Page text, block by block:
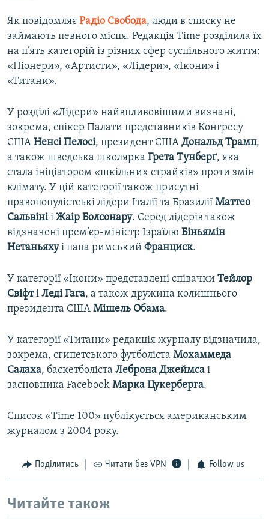
Як повідомляє Радіо Свобода, люди в списку не
займають певного місця. Редакція Time розділила їх
на п’ять категорій із різних сфер суспільного життя:
«Піонери», «Артисти», «Лідери», «Ікони» і
«Титани».
У розділі «Лідери» найвпливовішими визнані,
зокрема, спікер Палати представників Конгресу
США Ненсі Пелосі, президент США Дональд Трамп,
а також шведська школярка Грета Тунберґ, яка
стала ініціатором «шкільних страйків» проти змін
клімату. У цій категорії також присутні
правопопулістські лідери Італії та Бразилії Маттео
Сальвініі Жаір Болсонару. Серед лідерів також
відзначені прем’єр-міністр Ізраїлю Біньямін
Нетаньяхуі папа римський Франциск.
У категорії «Ікони» представлені співачки Тейлор
Свіфті Леді Гага, а також дружина колишнього
президента США Мішель Обама.
У категорії «Титани» редакція журналу відзначила,
зокрема, єгипетського футболіста Мохаммеда
Салаха, баскетболіста Леброна Джеймса і
засновника Facebook Марка Цукерберга.
Список «Time 100» публікується американським
журналом з 2004 року.
Поділитись Читати без VPN Follow us
Читайте також